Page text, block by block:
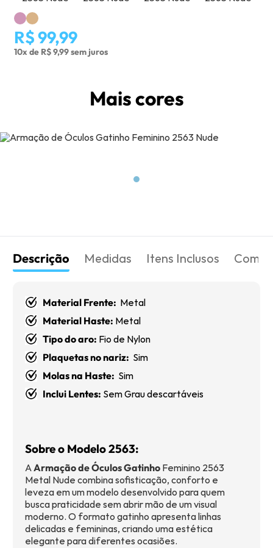
R$ 99,99
10x de R$ 9,99 sem juros
Mais cores
Descrição Medidas Itens Inclusos Como
Material Frente: Metal
Material Haste: Metal
Tipo do aro: Fio de Nylon
Plaquetas no nariz: Sim
Molas na Haste: Sim
Inclui Lentes: Sem Grau descartáveis
Sobre o Modelo 2563:
AArmação de Óculos Gatinho Feminino 2563
Metal Nude combina sofisticação, conforto e
leveza em um modelo desenvolvido para quem
busca praticidade sem abrir mão de um visual
moderno. O formato gatinho apresenta linhas
delicadas e femininas, criando uma estética
elegante para diferentes ocasiões.